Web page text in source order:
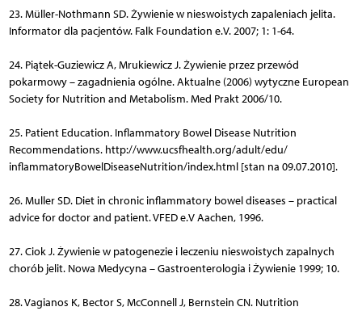
23. Müller-Nothmann SD. Żywienie w nieswoistych zapaleniach jelita.
Informator dla pacjentów. Falk Foundation e.V. 2007; 1: 1-64.
24. Piątek-Guziewicz A, Mrukiewicz J. Żywienie przez przewód
pokarmowy – zagadnienia ogólne. Aktualne (2006) wytyczne European
Society for Nutrition and Metabolism. Med Prakt 2006/10.
25. Patient Education. Inflammatory Bowel Disease Nutrition
Recommendations. http://www.ucsfhealth.org/adult/edu/
inflammatoryBowelDiseaseNutrition/index.html [stan na 09.07.2010].
26. Muller SD. Diet in chronic inflammatory bowel diseases – practical
advice for doctor and patient. VFED e.V Aachen, 1996.
27. Ciok J. Żywienie w patogenezie i leczeniu nieswoistych zapalnych
chorób jelit. Nowa Medycyna – Gastroenterologia i Żywienie 1999; 10.
28. Vagianos K, Bector S, McConnell J, Bernstein CN. Nutrition